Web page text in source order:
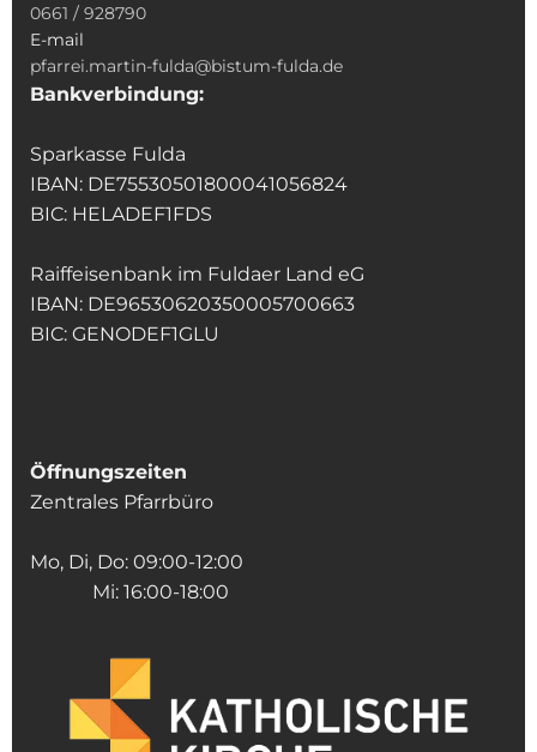
0661 / 928790
E-mail
pfarrei.martin-fulda@bistum-fulda.de
Bankverbindung:
Sparkasse Fulda
IBAN: DE75530501800041056824
BIC: HELADEF1FDS
Raiffeisenbank im Fuldaer Land eG
IBAN: DE96530620350005700663
BIC: GENODEF1GLU
Öffnungszeiten
Zentrales Pfarrbüro
Mo, Di, Do: 09:00-12:00
Mi: 16:00-18:00